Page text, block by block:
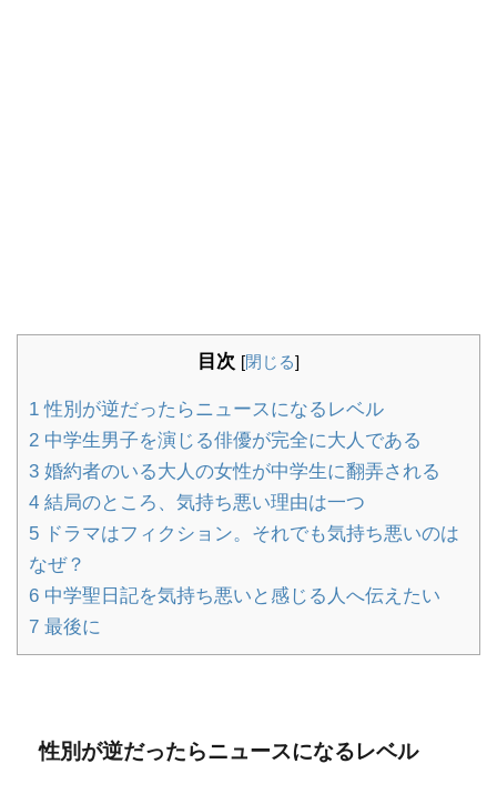
目次 [閉じる]
1 性別が逆だったらニュースになるレベル
2 中学生男子を演じる俳優が完全に大人である
3 婚約者のいる大人の女性が中学生に翻弄される
4 結局のところ、気持ち悪い理由は一つ
5 ドラマはフィクション。それでも気持ち悪いのは
なぜ？
6 中学聖日記を気持ち悪いと感じる人へ伝えたい
7 最後に
性別が逆だったらニュースになるレベル